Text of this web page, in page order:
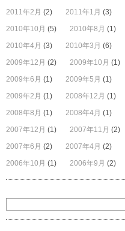
2011年2月 (2) 2011年1月 (3)
2010年10月 (5) 2010年8月 (1)
2010年4月 (3) 2010年3月 (6)
2009年12月 (2) 2009年10月 (1)
2009年6月 (1) 2009年5月 (1)
2009年2月 (1) 2008年12月 (1)
2008年8月 (1) 2008年4月 (1)
2007年12月 (1) 2007年11月 (2)
2007年6月 (2) 2007年4月 (2)
2006年10月 (1) 2006年9月 (2)